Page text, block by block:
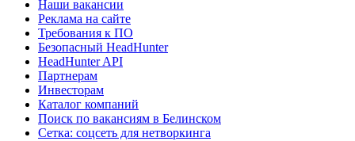
Наши вакансии
Реклама на сайте
Требования к ПО
Безопасный HeadHunter
HeadHunter API
Партнерам
Инвесторам
Каталог компаний
Поиск по вакансиям в Белинском
Сетка: соцсеть для нетворкинга